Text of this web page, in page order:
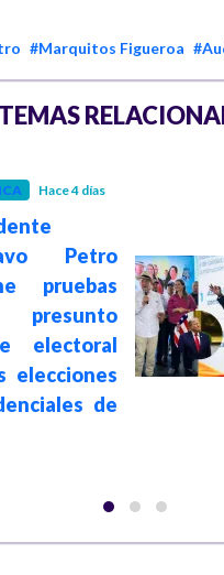
#Marquitos Figueroa
TEMAS
Hace 4 días
Petro
pruebas
electoral
elecciones
de